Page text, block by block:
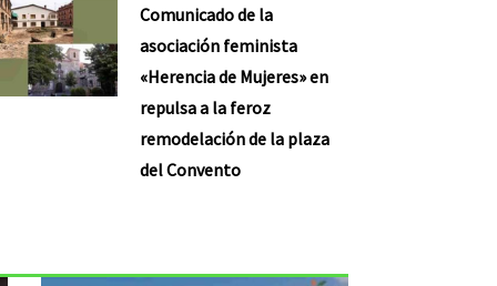
Comunicado de la
asociación feminista
«Herencia de Mujeres» en
repulsa a la feroz
remodelación de la plaza
del Convento